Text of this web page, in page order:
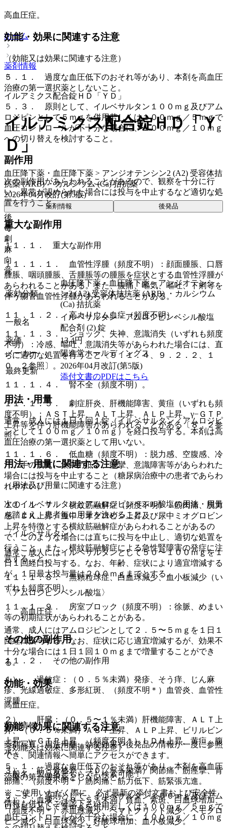
高血圧症。
効能・効果に関連する注意
（効能又は効果に関連する注意）
５．１． 過度な血圧低下のおそれ等があり、本剤を高血圧
治療の第一選択薬としないこと。
５．３． 原則として、イルベサルタン１００ｍｇ及びアム
ロジピンとして５ｍｇを併用若しくは１００ｍｇ／５ｍｇで
血圧コントロールが不十分な場合に、１００ｍｇ／１０ｍｇ
への切り替えを検討すること。
副作用
次の副作用があらわれることがあるので、観察を十分に行
い、異常が認められた場合には投与を中止するなど適切な処
置を行うこと。
重大な副作用
１１．１． 重大な副作用
１１．１．１． 血管性浮腫（頻度不明）：顔面腫脹、口唇
腫脹、咽頭腫脹、舌腫脹等の腫脹を症状とする血管性浮腫が
あらわれることがある。また、腹痛、嘔気、嘔吐、下痢等を
伴う腸管血管性浮腫があらわれることがある。
１１．１．２． 高カリウム血症（頻度不明）。
１１．１．３． ショック、失神、意識消失（いずれも頻度
不明）：冷感、嘔吐、意識消失等があらわれた場合には、直
ちに適切な処置を行うこと〔９．１．４、９．２．２、１
０．２参照〕。
１１．１．４． 腎不全（頻度不明）。
１１．１．５． 劇症肝炎、肝機能障害、黄疸（いずれも頻
度不明）：ＡＳＴ上昇、ＡＬＴ上昇、ＡＬＰ上昇、γ−ＧＴＰ
上昇等を伴う肝機能障害があらわれることがある〔８．２参
照〕。
１１．１．６． 低血糖（頻度不明）：脱力感、空腹感、冷
汗、手の震え、集中力低下、痙攣、意識障害等があらわれた
場合には投与を中止すること（糖尿病治療中の患者であらわ
れやすい）。
１１．１．７． 横紋筋融解症（頻度不明）：筋肉痛、脱力
感、ＣＫ上昇、血中ミオグロビン上昇及び尿中ミオグロビン
上昇を特徴とする横紋筋融解症があらわれることがあるの
で、このような場合には直ちに投与を中止し、適切な処置を
行うこと。また、横紋筋融解症による急性腎障害の発症に注
意すること。
１１．１．８． 無顆粒球症、白血球減少、血小板減少（い
ずれも頻度不明）。
１１．１．９． 房室ブロック（頻度不明）：徐脈、めまい
等の初期症状があらわれることがある。
その他の副作用
１１．２． その他の副作用
１）． 過敏症：（０．５％未満）発疹、そう痒、じん麻
疹、光線過敏症、多形紅斑、（頻度不明＊）血管炎、血管性
浮腫。
２）． 肝臓：（０．５〜１％未満）肝機能障害、ＡＬＴ上
昇、（０．５％未満）ＡＳＴ上昇、ＡＬＰ上昇、ビリルビン
上昇、γ−ＧＴＰ上昇、（頻度不明＊）ＬＤＨ上昇、黄疸、腹
水。
３）． 筋・骨格系：（０．５％未満）関節痛、筋痙攣、背
部痛、（頻度不明＊）筋肉痛、筋力低下、筋緊張亢進。
４）． 血液：（０．５％未満）貧血、紫斑、白血球増加、
（頻度不明＊）赤血球減少、ヘマトクリット減少、ヘモグロ
ビン減少、白血球減少、好酸球増加、血小板減少。
ホーム
薬剤情報
イルアミクス配合錠ＨＤ「ＹＤ」
イルアミクス配合錠ＨＤ「Ｙ
Ｄ」
血圧降下薬・血圧降下薬 > アンジオテンシン2 (A2) 受容体拮
抗薬 (ARB) ・カルシウム (Ca) 拮抗薬
2026年04月改訂(第5版)
薬剤情報 後発品
後
毒
劇
麻
向
覚
薬効分類
血圧降下薬・血圧降下薬 > アンジオテンシ
ン2 (A2) 受容体拮抗薬 (ARB) ・カルシウム
(Ca) 拮抗薬
一般名
イルベサルタン・アムロジピンベシル酸塩
配合剤 (2) 錠
薬価
13.4円
メーカー
陽進堂ホールディングス
最終更新
2026年04月改訂(第5版)
添付文書のPDFはこちら
用法・用量
通常、成人には１日１回１錠（イルベサルタン／アムロジピ
ンとして１００ｍｇ／１０ｍｇ）を経口投与する。本剤は高
血圧治療の第一選択薬として用いない。
用法・用量に関連する注意
（用法及び用量に関連する注意）
次のイルベサルタンとアムロジピンベシル酸塩の用法・用量
を踏まえ、患者毎に用量を決めること。
〈イルベサルタン〉
通常、成人にはイルベサルタンとして５０〜１００ｍｇを１
日１回経口投与する。なお、年齢、症状により適宜増減する
が、１日最大投与量は２００ｍｇまでとする。
〈アムロジピンベシル酸塩〉
・ 高血圧症
通常、成人にはアムロジピンとして２．５〜５ｍｇを１日１
回経口投与する。なお、症状に応じ適宜増減するが、効果不
十分な場合には１日１回１０ｍｇまで増量することができ
る。
効能・効果
高血圧症。
効能・効果に関連する注意
（効能又は効果に関連する注意）
５．１． 過度な血圧低下のおそれ等があり、本剤を高血圧
治療の第一選択薬としないこと。
５．３． 原則として、イルベサルタン１００ｍｇ及びアム
ロジピンとして５ｍｇを併用若しくは１００ｍｇ／５ｍｇで
血圧コントロールが不十分な場合に、１００ｍｇ／１０ｍｇ
薬剤情報
薬剤写真、用法用量、効能効果や後発品の情報が一度に参照
でき、関連情報へ簡単にアクセスができます。
一般名、製品名どちらでも検索可能！
※ ご使用いただく際に、必ず最新の添付文書および安全性
情報も併せてご確認下さい。